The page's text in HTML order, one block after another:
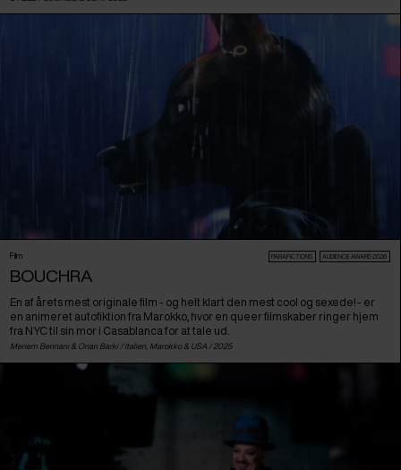
Film PARAFICTIONS AUDIENCE AWARD 2026
BOUCHRA
En af årets mest originale film - og helt klart den mest cool og sexede! - er
en animeret autofiktion fra Marokko, hvor en queer filmskaber ringer hjem
fra NYC til sin mor i Casablanca for at tale ud.
Meriem Bennani & Orian Barki / Italien Marokko& USA / 2025